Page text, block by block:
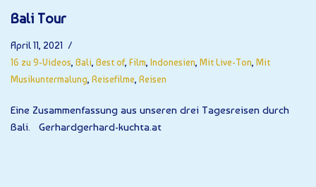
Bali Tour
April 11, 2021
16 zu 9-Videos, Bali, Best of, Film, Indonesien, Mit Live-Ton, Mit
Musikuntermalung, Reisefilme, Reisen
Eine Zusammenfassung aus unseren drei Tagesreisen durch
Bali. Gerhardgerhard-kuchta.at